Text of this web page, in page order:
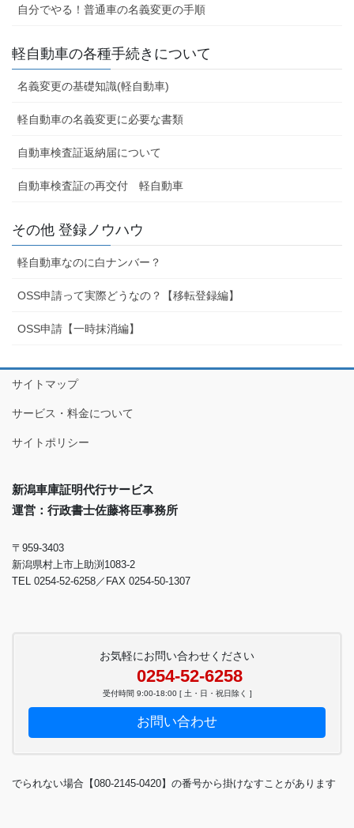
自分でやる！普通車の名義変更の手順
軽自動車の各種手続きについて
名義変更の基礎知識(軽自動車)
軽自動車の名義変更に必要な書類
自動車検査証返納届について
自動車検査証の再交付 軽自動車
その他 登録ノウハウ
軽自動車なのに白ナンバー？
OSS申請って実際どうなの？【移転登録編】
OSS申請【一時抹消編】
サイトマップ
サービス・料金について
サイトポリシー
新潟車庫証明代行サービス
運営：行政書士佐藤将臣事務所
〒959-3403
新潟県村上市上助渕1083-2
TEL 0254-52-6258／FAX 0254-50-1307
お気軽にお問い合わせください
0254-52-6258
受付時間 9:00-18:00 [ 土・日・祝日除く ]
お問い合わせ
でられない場合【080-2145-0420】の番号から掛けなすことがあります